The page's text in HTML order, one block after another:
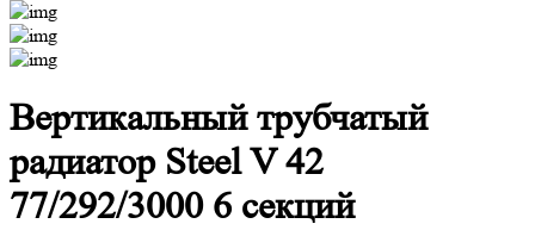
Вертикальный трубчатый
радиатор Steel V 42
77/292/3000 6 секций